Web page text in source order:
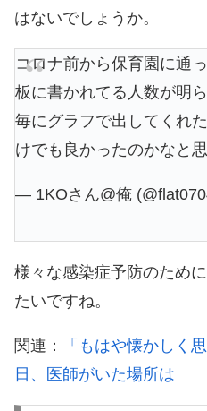
はないでしょうか。
コロナ前から保育園に通
板に書かれてる人数が明
毎にグラフで出してくれ
けでも良かったのかなと思
— 1KOさん@俺
様々な感染症予防のため
たいですね。
関連：
「もはや懐かしく
日、医師がいた場所は